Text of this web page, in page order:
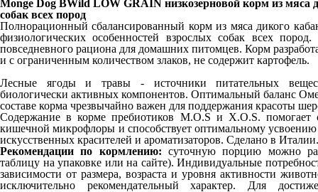
Monge Dog BWild LOW GRAIN низкозерновой корм из мяса
собак всех пород
Полнорационный сбалансированный корм из мяса дикого
физиологических особенностей взрослых собак всех
повседневного рациона для домашних питомцев. Корм
и с ограниченным количеством злаков, не содержит картофель.
Лесные ягоды и травы - источники питательных
биологически активных компонентов. Оптимальный баланс
составе корма чрезвычайно важен для поддержания красоты
Содержание в корме пребиотиков М.О.S и Х.О.S. помогает
кишечной микрофлоры и способствует оптимальному
искусственных красителей и ароматизаторов. Сделано в Италии.
Рекомендации по кормлению: суточную порцию можно
таблицу на упаковке или на сайте). Индивидуальные
зависимости от размера, возраста и уровня активности
исключительно рекомендательный характер. Для